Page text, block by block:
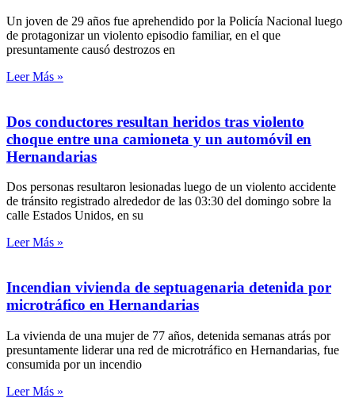
Un joven de 29 años fue aprehendido por la Policía Nacional luego
de protagonizar un violento episodio familiar, en el que
presuntamente causó destrozos en
Leer Más »
Dos conductores resultan heridos tras violento
choque entre una camioneta y un automóvil en
Hernandarias
Dos personas resultaron lesionadas luego de un violento accidente
de tránsito registrado alrededor de las 03:30 del domingo sobre la
calle Estados Unidos, en su
Leer Más »
Incendian vivienda de septuagenaria detenida por
microtráfico en Hernandarias
La vivienda de una mujer de 77 años, detenida semanas atrás por
presuntamente liderar una red de microtráfico en Hernandarias, fue
consumida por un incendio
Leer Más »